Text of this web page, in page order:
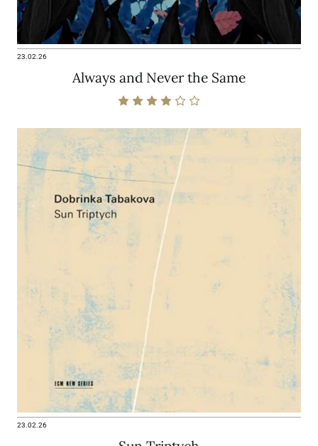
23.02.26
Always and Never the Same
23.02.26